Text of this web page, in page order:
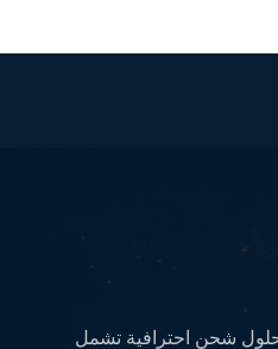
شحن احترافية تشمل